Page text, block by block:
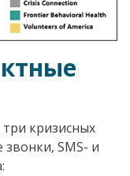
кризисных
SMS- и